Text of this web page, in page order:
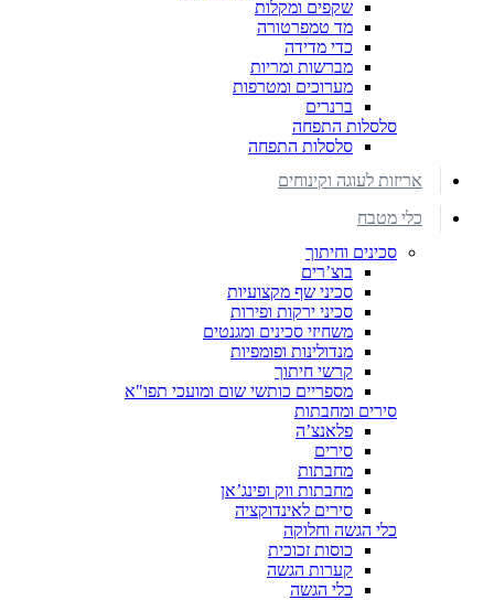
שקפים ומקלות
מד טמפרטורה
כדי מדידה
מברשות ומריות
מערוכים ומטרפות
ברנרים
סלסלות התפחה
סלסלות התפחה
אריזות לעוגה וקינוחים
כלי מטבח
סכינים וחיתוך
בוצ’רים
סכיני שף מקצועיות
סכיני ירקות ופירות
משחיזי סכינים ומגנטים
מנדולינות ופומפיות
קרשי חיתוך
מספריים כותשי שום ומועכי תפו"א
סירים ומחבתות
פלאנצ’ה
סירים
מחבתות
מחבתות ווק ופינג’אן
סירים לאינדוקציה
כלי הגשה וחלוקה
כוסות זכוכית
קערות הגשה
כלי הגשה